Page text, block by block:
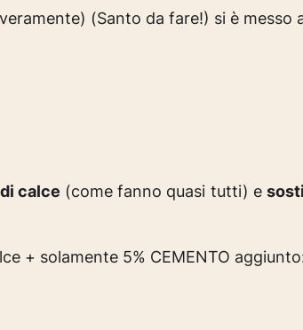
(Santo da fare!) si è messo
calce (come fanno quasi tutti) e
+ solamente 5% CEMENTO